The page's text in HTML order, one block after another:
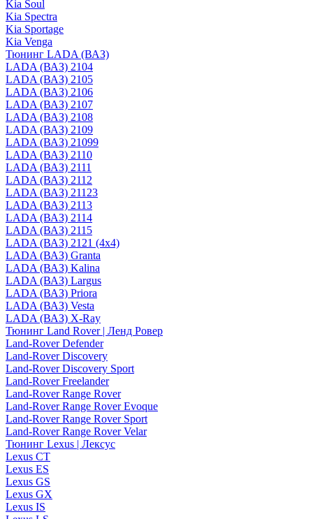
Kia Soul
Kia Spectra
Kia Sportage
Kia Venga
Тюнинг LADA (ВАЗ)
LADA (ВАЗ) 2104
LADA (ВАЗ) 2105
LADA (ВАЗ) 2106
LADA (ВАЗ) 2107
LADA (ВАЗ) 2108
LADA (ВАЗ) 2109
LADA (ВАЗ) 21099
LADA (ВАЗ) 2110
LADA (ВАЗ) 2111
LADA (ВАЗ) 2112
LADA (ВАЗ) 21123
LADA (ВАЗ) 2113
LADA (ВАЗ) 2114
LADA (ВАЗ) 2115
LADA (ВАЗ) 2121 (4x4)
LADA (ВАЗ) Granta
LADA (ВАЗ) Kalina
LADA (ВАЗ) Largus
LADA (ВАЗ) Priora
LADA (ВАЗ) Vesta
LADA (ВАЗ) X-Ray
Тюнинг Land Rover | Ленд Ровер
Land-Rover Defender
Land-Rover Discovery
Land-Rover Discovery Sport
Land-Rover Freelander
Land-Rover Range Rover
Land-Rover Range Rover Evoque
Land-Rover Range Rover Sport
Land-Rover Range Rover Velar
Тюнинг Lexus | Лексус
Lexus CT
Lexus ES
Lexus GS
Lexus GX
Lexus IS